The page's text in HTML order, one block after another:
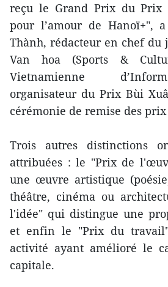
reçu le Grand Prix du Prix
pour l’amour de Hanoï+",
Thành, rédacteur en chef du
Van hoa (Sports &
Vietnamienne
organisateur du Prix Bùi
cérémonie de remise des
Trois autres distinctions
attribuées : le "Prix de
une œuvre artistique
théâtre, cinéma ou
l'idée" qui distingue une
et enfin le "Prix du
activité ayant amélioré le
capitale.